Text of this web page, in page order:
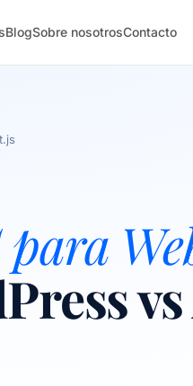
BlogSobre nosotrosContacto